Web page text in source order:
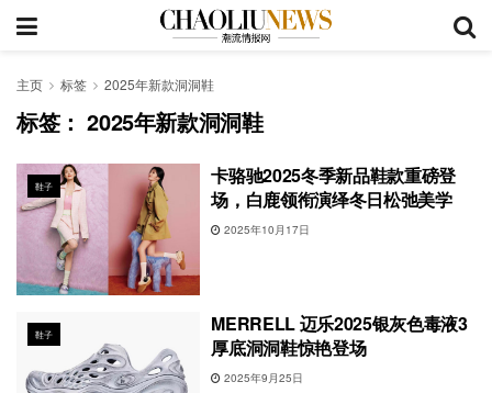
主页 标签 2025年新款洞洞鞋
标签：2025年新款洞洞鞋
鞋子
卡骆驰2025冬季新品鞋款重磅登
场，白鹿领衔演绎冬日松弛美学
2025年10月17日
鞋子
MERRELL 迈乐2025银灰色毒液3
厚底洞洞鞋惊艳登场
2025年9月25日